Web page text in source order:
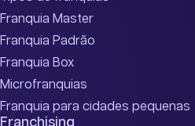
Franquia Master
Franquia Padrão
Franquia Box
Microfranquias
Franquia para cidades pequenas
Franchising